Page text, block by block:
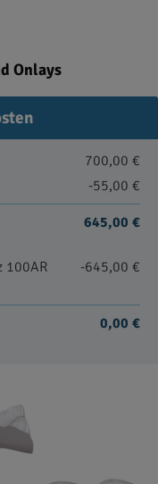
Onlays
700,00 €
-55,00 €
645,00 €
100AR
-645,00 €
0,00 €